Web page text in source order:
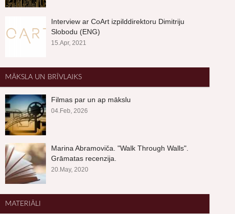
Interview ar CoArt izpilddirektoru Dimitriju
Slobodu (ENG)
15.Apr, 2021
MĀKSLA UN BRĪVLAIKS
Filmas par un ap mākslu
04.Feb, 2026
Marina Abramoviča. "Walk Through Walls".
Grāmatas recenzija.
20.May, 2020
MATERIĀLI